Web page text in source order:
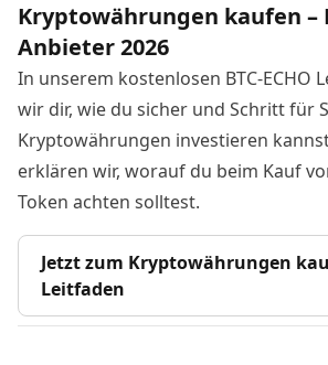
Kryptowährungen kaufen –
Anbieter 2026
In unserem kostenlosen BTC-ECHO
wir dir, wie du sicher und Schritt für
Kryptowährungen investieren
erklären wir, worauf du beim Kauf
Token achten solltest.
Jetzt zum Kryptowährungen
Leitfaden